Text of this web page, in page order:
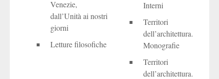
Venezie,
dall’Unità ai nostri
giorni
Letture filosofiche
Interni
Territori
dell’architettura.
Monografie
Territori
dell’architettura.